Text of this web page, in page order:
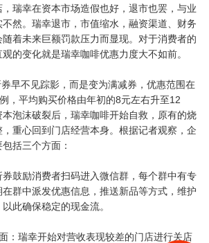
瑞幸在资本市场造假也好，退市也罢，与业
然。瑞幸退市，市值缩水，融资渠道、财务
着未来巨额罚款压力而显现。对于消费者的
的变化就是瑞幸咖啡优惠力度大不如前。
早不见踪影，而是变为满减券，优惠范围在
，平均购买价格由年初的8元左右升至12
泡沫破裂后，瑞幸咖啡开始自救，原有的烧
重心回到门店经营本身。根据记者观察，企
括三个方面：
鼓励消费者扫码进入微信群，每个群中有专
在群中派发优惠信息，推送新品等方式，维护
此确保稳定的现金流。
：瑞幸开始对营收表现较差的门店进行关店